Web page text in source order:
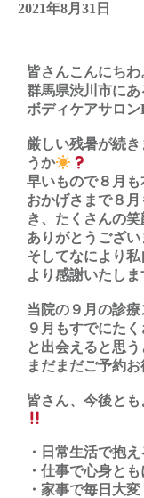
2021年8月31日
皆さんこんにちわ
群馬県渋川市に
ボディケアサロン
厳しい残暑が続
うか
早いもので８月も
おかげさまで８
き、たくさんの
ありがとうござい
そしてなにより
より感謝いたしま
当院の９月の診
９月もすでにた
と出会えると思
まだまだご予約
皆さん、今後と
・日常生活で抱
・仕事で心身と
・家事で毎日大変